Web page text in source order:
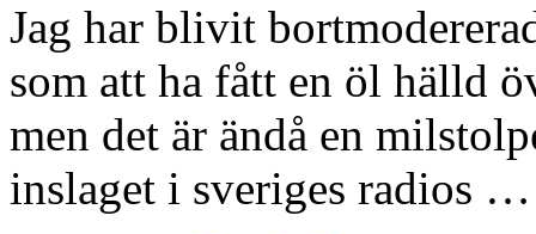
Jag har blivit
som att ha fått en öl hälld
men det är ändå en
inslaget i sveriges radios